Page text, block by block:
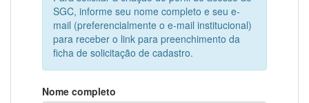
SGC, informe seu nome completo e seu e-
mail (preferencialmente o e-mail institucional)
para receber o link para preenchimento da
ficha de solicitação de cadastro.
Nome completo